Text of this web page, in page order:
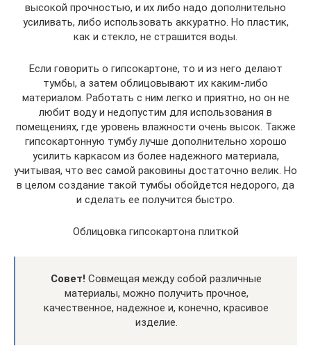
высокой прочностью, и их либо надо дополнительно
усиливать, либо использовать аккуратно. Но пластик,
как и стекло, не страшится воды.
Если говорить о гипсокартоне, то и из него делают
тумбы, а затем облицовывают их каким-либо
материалом. Работать с ним легко и приятно, но он не
любит воду и недопустим для использования в
помещениях, где уровень влажности очень высок. Также
гипсокартонную тумбу лучше дополнительно хорошо
усилить каркасом из более надежного материала,
учитывая, что вес самой раковины достаточно велик. Но
в целом создание такой тумбы обойдется недорого, да
и сделать ее получится быстро.
Облицовка гипсокартона плиткой
Совет! Совмещая между собой различные
материалы, можно получить прочное,
качественное, надежное и, конечно, красивое
изделие.